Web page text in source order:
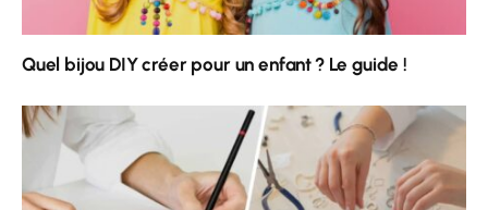
Quel bijou DIY créer pour un enfant ? Le guide !